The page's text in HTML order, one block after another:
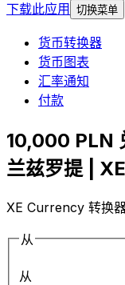
下载此应用
切换菜单
货币转换器
货币图表
汇率通知
付款
10,000 PLN
兰兹罗提 | XE
XE Currency 转换
从
从